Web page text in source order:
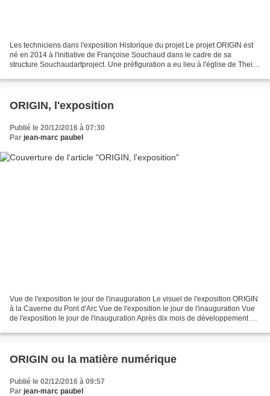
Les techniciens dans l'exposition Historique du projet Le projet ORIGIN est
né en 2014 à l'initiative de Françoise Souchaud dans le cadre de sa
structure Souchaudartproject. Une préfiguration a eu lieu à l'église de Theizé
ORIGIN, l'exposition
Publié le 20/12/2016 à 07:30
Par jean-marc paubel
Vue de l'exposition le jour de l'inauguration Le visuel de l'exposition ORIGIN
à la Caverne du Pont d'Arc Vue de l'exposition le jour de l'inauguration Vue
de l'exposition le jour de l'inauguration Après dix mois de développement du
ORIGIN ou la matière numérique
Publié le 02/12/2016 à 09:57
Par jean-marc paubel